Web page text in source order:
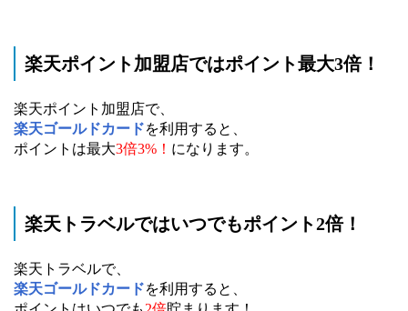
楽天ポイント加盟店ではポイント最大3倍！
楽天ポイント加盟店で、
楽天ゴールドカードを利用すると、
ポイントは最大3倍3%！ になります。
楽天トラベルではいつでもポイント2倍！
楽天トラベルで、
楽天ゴールドカードを利用すると、